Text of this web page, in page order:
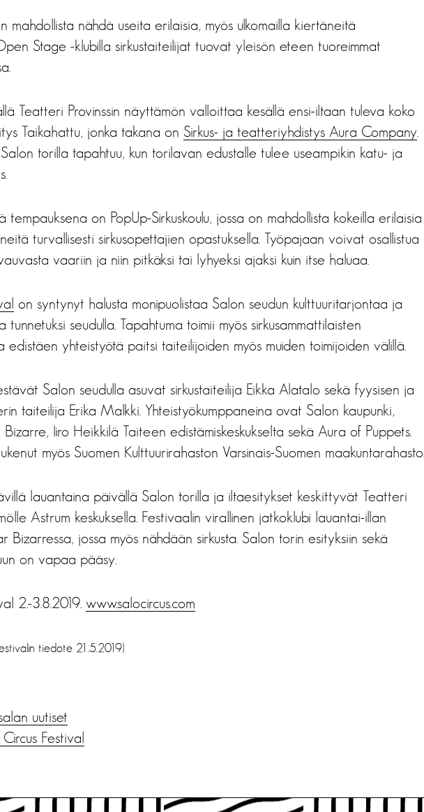
mahdollista nähdä useita erilaisia, myös ulkomailla kiertäneitä
Stage -klubilla sirkustaiteilijat tuovat yleisön eteen tuoreimmat
Teatteri Provinssin näyttämön valloittaa kesällä ensi-iltaan tuleva koko
Taikahattu, jonka takana on Sirkus- ja teatteriyhdistys Aura Company
torilla tapahtuu, kun torilavan edustalle tulee useampikin katu- ja
tempauksena on PopUp-Sirkuskoulu, jossa on mahdollista kokeilla erilaisia
turvallisesti sirkusopettajien opastuksella. Työpajaan voivat osallistua
vaariin ja niin pitkäksi tai lyhyeksi ajaksi kuin itse haluaa.
on syntynyt halusta monipuolistaa Salon seudun kulttuuritarjontaa ja
tunnetuksi seudulla. Tapahtuma toimii myös sirkusammattilaisten
edistäen yhteistyötä paitsi taiteilijoiden myös muiden toimijoiden välillä.
Salon seudulla asuvat sirkustaiteilija Eikka Alatalo sekä fyysisen ja
taiteilija Erika Malkki. Yhteistyökumppaneina ovat Salon kaupunki,
Bizarre, Iiro Heikkilä Taiteen edistämiskeskukselta sekä Aura of Puppets.
myös Suomen Kulttuurirahaston Varsinais-Suomen maakuntarahasto.
lauantaina päivällä Salon torilla ja iltaesitykset keskittyvät Teatteri
Astrum keskuksella. Festivaalin virallinen jatkoklubi lauantai-illan
Bizarressa, jossa myös nähdään sirkusta. Salon torin esityksiin sekä
on vapaa pääsy.
2.-3.8.2019. www.salocircus.com
tiedote 21.5.2019)
uutiset
Festival